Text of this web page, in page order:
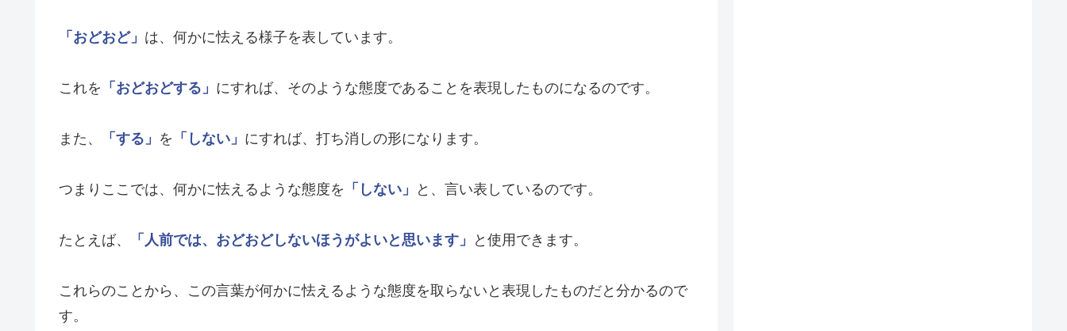
「おどおど」 は、何かに怯える様子を表しています。
これを 「おどおどする」 にすれば、そのような態度であることを表現したものになるのです。
また、 「する」 を 「しない」 にすれば、打ち消しの形になります。
つまりここでは、何かに怯えるような態度を 「しない」 と、言い表しているのです。
たとえば、 「人前では、おどおどしないほうがよいと思います」 と使用できます。
これらのことから、この言葉が何かに怯えるような態度を取らないと表現したものだと分かるので
す。